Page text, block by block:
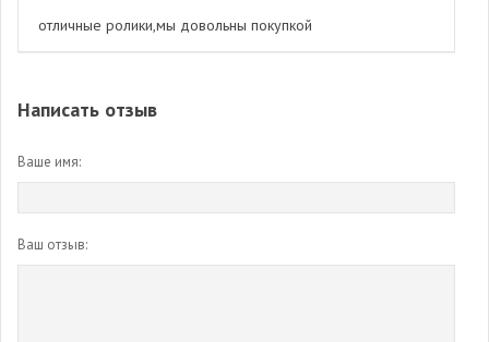
отличные ролики,мы довольны покупкой
Написать отзыв
Ваше имя:
Ваш отзыв: